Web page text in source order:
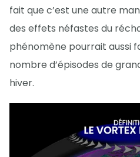
fait que c’est une autre
des effets néfastes du
phénomène pourrait aussi
nombre d’épisodes de
hiver.